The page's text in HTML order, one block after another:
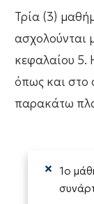
Τρία (3)
ασχολούνται
κεφαλαίου 5.
όπως και στο
παρακάτω
1ο